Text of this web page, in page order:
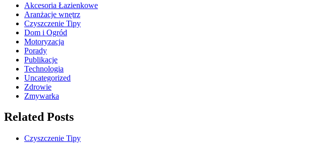
Akcesoria Łazienkowe
Aranżacje wnętrz
Czyszczenie Tipy
Dom i Ogród
Motoryzacja
Porady
Publikacje
Technologia
Uncategorized
Zdrowie
Zmywarka
Related Posts
Czyszczenie Tipy